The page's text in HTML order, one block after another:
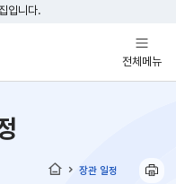
입니다.
전체메뉴
열기
장관 일정